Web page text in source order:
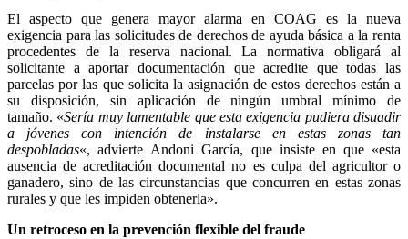
El aspecto que genera mayor alarma en COAG es la nueva
exigencia para las solicitudes de derechos de ayuda básica a la renta
procedentes de la reserva nacional. La normativa obligará al
solicitante a aportar documentación que acredite que todas las
parcelas por las que solicita la asignación de estos derechos están a
su disposición, sin aplicación de ningún umbral mínimo de
tamaño. «Sería muy lamentable que esta exigencia pudiera disuadir
a jóvenes con intención de instalarse en estas zonas tan
despobladas«, advierte Andoni García, que insiste en que «esta
ausencia de acreditación documental no es culpa del agricultor o
ganadero, sino de las circunstancias que concurren en estas zonas
rurales y que les impiden obtenerla».
Un retroceso en la prevención flexible del fraude